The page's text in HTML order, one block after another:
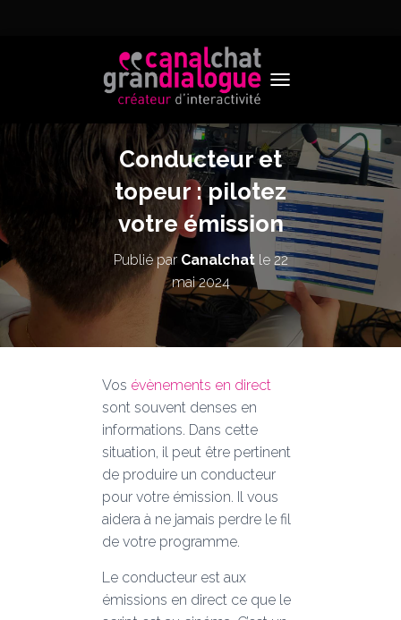
Conducteur et
topeur : pilotez
votre émission
Publié par Canalchatle 22
mai 2024
Vos évènements en direct
sont souvent denses en
informations. Dans cette
situation, il peut être pertinent
de produire un conducteur
pour votre émission. Il vous
aidera à ne jamais perdre le fil
de votre programme.
Le conducteur est aux
émissions en direct ce que le